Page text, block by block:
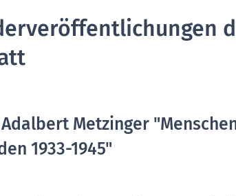
Adalbert Metzinger
1933-1945"